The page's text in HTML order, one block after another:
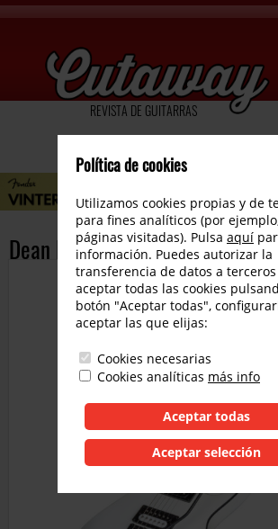
REVISTA DE GUITARRAS
Dean Exile X Floyd Satin White
Política de cookies
Utilizamos cookies propias y de
para fines analíticos (por
páginas visitadas). Pulsa aquí
información. Puedes autorizar la
transferencia de datos a
aceptar todas las cookies
botón "Aceptar todas",
aceptar las que elijas:
Cookies necesarias
Cookies analíticas más info
Aceptar todas
Aceptar selección